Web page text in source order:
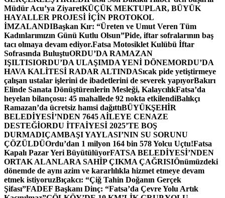
Müdür Acu’ya ZiyaretKÜÇÜK MEKTUPLAR, BÜYÜK
HAYALLER PROJESİ İÇİN PROTOKOL
İMZALANDIBaşkan Kır: “Üreten ve Umut Veren Tüm
Kadınlarımızın Günü Kutlu Olsun”Pide, iftar sofralarının baş
tacı olmaya devam ediyor.Fatsa Motosiklet Kulübü İftar
Sofrasında BuluştuORDU’DA RAMAZAN
IŞILTISIORDU’DA ULAŞIMDA YENİ DÖNEMORDU’DA
HAVA KALİTESİ RADAR ALTINDASıcak pide yetiştirmeye
çalışan ustalar işlerini de ibadetlerini de severek yapıyorBakırı
Elinde Sanata Dönüştürenlerin Mesleği, KalaycılıkFatsa’da
heyelan bilançosu: 45 mahallede 92 nokta etkilendiBalıkçı
Ramazan’da ücretsiz hamsi dağıttıBÜYÜKŞEHİR
BELEDİYESİ’NDEN 7645 AİLEYE CENAZE
DESTEĞİORDU İTFAİYESİ 2025’TE BOŞ
DURMADIÇAMBAŞI YAYLASI’NIN SU SORUNU
ÇÖZÜLDÜOrdu’dan 1 milyon 164 bin 578 Yolcu Uçtu!Fatsa
Kapalı Pazar Yeri BüyütülüyorFATSA BELEDİYESİ’NDEN
ORTAK ALANLARA SAHİP ÇIKMA ÇAĞRISIÖnümüzdeki
dönemde de aynı azim ve kararlılıkla hizmet etmeye devam
etmek istiyoruzBıçakcı: “Çiğ Tahin Doğanın Gerçek
Şifası”FADEF Başkanı Dinç: “Fatsa’da Çevre Yolu Artık